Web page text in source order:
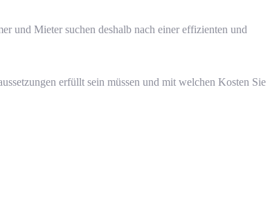
und Mieter suchen deshalb nach einer effizienten und
erfüllt sein müssen und mit welchen Kosten Sie